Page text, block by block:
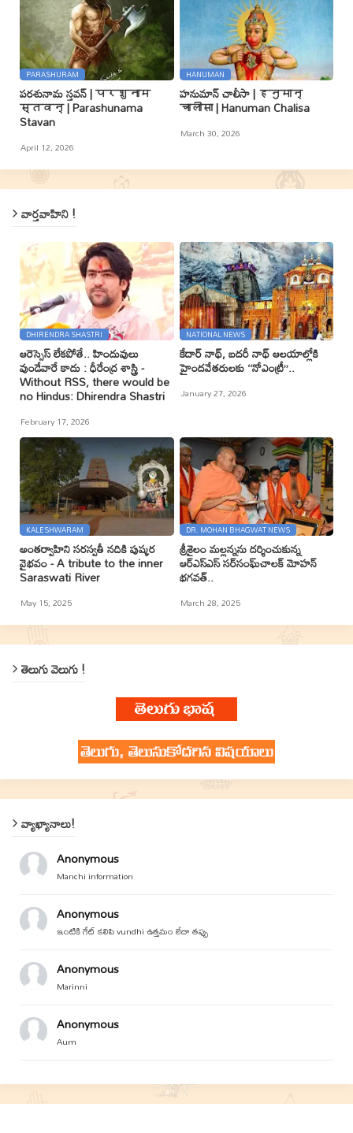
PARASHURAM
పరశునామ స్తవన్ | परशुनाम
स्तवन् | Parashunama
Stavan
April 12, 2026
HANUMAN
హనుమాన్ చాలీసా | हनुमान्
चालीसा | Hanuman Chalisa
March 30, 2026
వార్తవాహిని !
DHIRENDRA SHASTRI
ఆరెస్సెస్ లేకపోతే.. హిందువులు
వుండేవారే కాదు : ధీరేంద్ర శాస్త్రి -
Without RSS, there would be
no Hindus: Dhirendra Shastri
February 17, 2026
NATIONAL NEWS
కేదార్ నాథ్, బదరీ నాథ్ ఆలయాల్లోకి
హైందవేతరులకు ‘‘నోఎంట్రీ’’..
January 27, 2026
KALESHWARAM
అంతర్వాహిని సరస్వతీ నదికి పుష్కర
వైభవం - A tribute to the inner
Saraswati River
May 15, 2025
DR. MOHAN BHAGWAT NEWS
శ్రీశైలం మల్లన్నను దర్శించుకున్న
ఆర్ఎస్ఎస్ సర్‌సంఘ్‌చాలక్ మోహన్
భగవత్..
March 28, 2025
తెలుగు వెలుగు !
వ్యాఖ్యానాలు!
Anonymous
Manchi information
Anonymous
ఇంటికి గేట్ కలిపి vundhi ఉత్తమం లేదా తప్పు
Anonymous
Marinni
Anonymous
Aum